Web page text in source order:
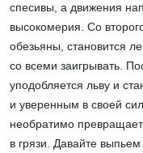
спесивы, а движения
высокомерия. Со
обезьяны, становится
со всеми заигрывать.
уподобляется льву и
и уверенным в своей
необратимо
в грязи. Давайте